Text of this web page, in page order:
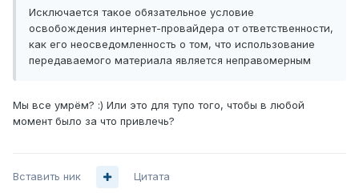
Исключается такое обязательное условие
освобождения интернет-провайдера от ответственности,
как его неосведомленность о том, что использование
передаваемого материала является неправомерным
Мы все умрём? :) Или это для тупо того, чтобы в любой
момент было за что привлечь?
Вставить ник Цитата